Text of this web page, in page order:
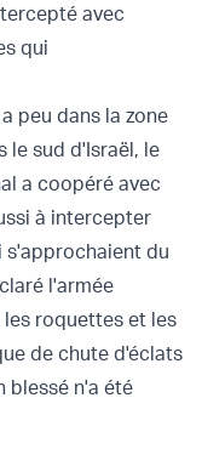
avec
qui
peu dans la zone
le sud d'Israël, le
a coopéré avec
à intercepter
s'approchaient du
l'armée
les roquettes et les
de chute d'éclats
blessé n'a été